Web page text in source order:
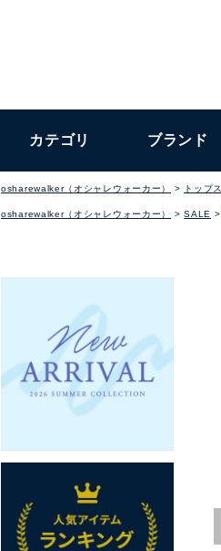
カテゴリ ブランド
osharewalker（オシャレウォーカー） トップス
osharewalker（オシャレウォーカー） SALE